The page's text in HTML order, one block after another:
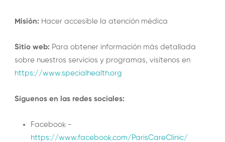
Misión:Hacer accesible la atención médica
Sitio web:Para obtener información más detallada
sobre nuestros servicios y programas, visítenos en
https://www.specialhealth.org
Síguenos en las redes sociales:
Facebook -
https://www.facebook.com/ParisCareClinic/